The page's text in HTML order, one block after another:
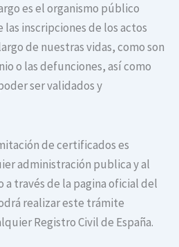
es el organismo público
inscripciones de los actos
de nuestras vidas, como son
o las defunciones, así como
ser validados y
de certificados es
administración publica y al
través de la pagina oficial del
realizar este trámite
Registro Civil de España.